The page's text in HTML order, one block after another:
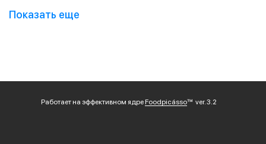
Показать еще
Работает на эффективном ядре Foodpicássover. 3.2